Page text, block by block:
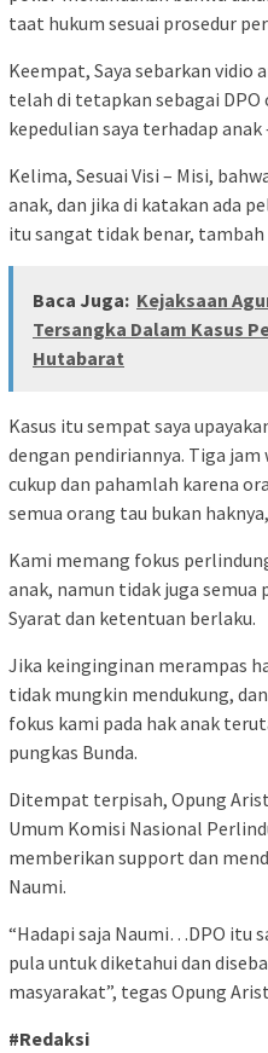
taat hukum sesuai prosedur
Keempat, Saya sebarkan vidio
telah di tetapkan sebagai DPO
kepedulian saya terhadap anak
Kelima, Sesuai Visi – Misi,
anak, dan jika di katakan ada
itu sangat tidak benar, tambah
Baca Juga: Kejaksaan
Tersangka Dalam Kasus
Hutabarat
Kasus itu sempat saya
dengan pendiriannya. Tiga jam
cukup dan pahamlah karena
semua orang tau bukan
Kami memang fokus
anak, namun tidak juga semua
Syarat dan ketentuan berlaku.
Jika keinginginan merampas
tidak mungkin mendukung,
fokus kami pada hak anak
pungkas Bunda.
Ditempat terpisah, Opung
Umum Komisi Nasional
memberikan support dan
Naumi.
“Hadapi saja Naumi…DPO itu
pula untuk diketahui dan
masyarakat”, tegas Opung
#Redaksi